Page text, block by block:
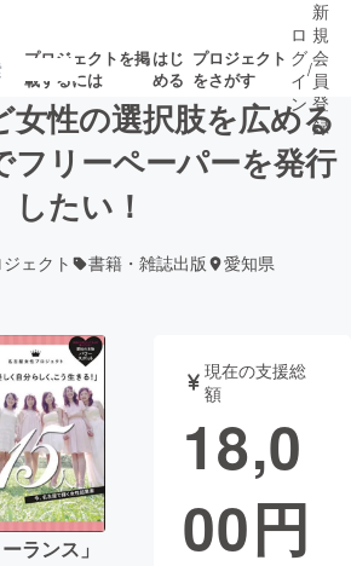
プロジェクトを掲
載するには
はじ
める
プロジェクト
をさがす
目の新着プロ 募集終了が近いプ
ー・ガジェット
書籍・雑誌
起業 チャレンジ
ロ
グ
イ
ン
/
新
規
会
員
登
録
女性の選択肢を広める
フリーペーパーを発行
したい！
ェクト 書籍・雑誌出版 愛知県
ランス」
現在の支援総
額
18,0
00円